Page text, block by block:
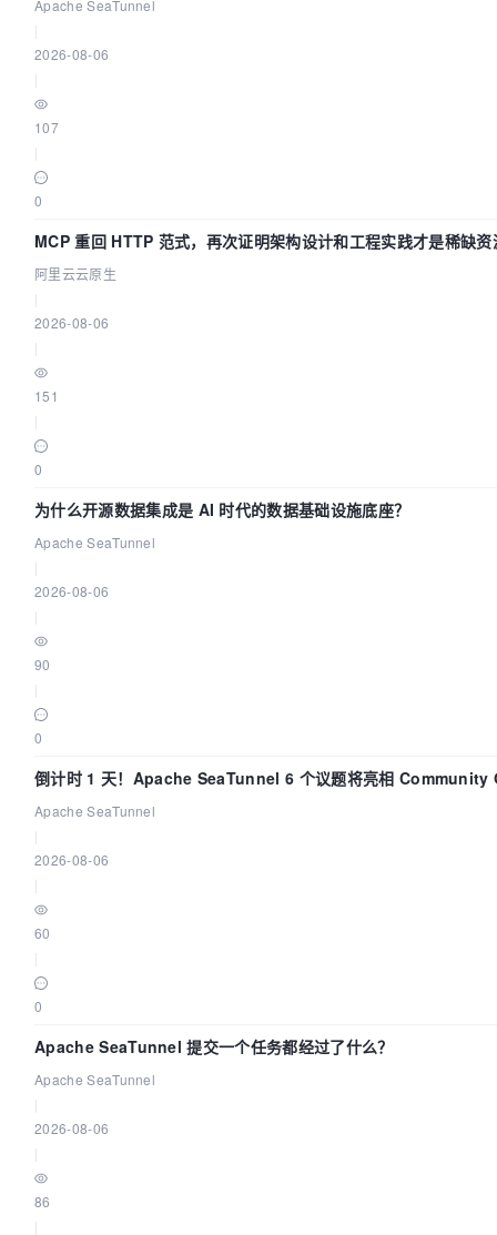
Apache SeaTunnel
2026-08-06
107
0
MCP 重回 HTTP 范式，再次证明架构设计和工程实践才是稀缺资
阿里云云原生
2026-08-06
151
0
为什么开源数据集成是 AI 时代的数据基础设施底座？
Apache SeaTunnel
2026-08-06
90
0
倒计时 1 天！Apache SeaTunnel 6 个议题将亮相 Community
Code Asia 2026
Apache SeaTunnel
2026-08-06
60
0
Apache SeaTunnel 提交一个任务都经过了什么？
Apache SeaTunnel
2026-08-06
86